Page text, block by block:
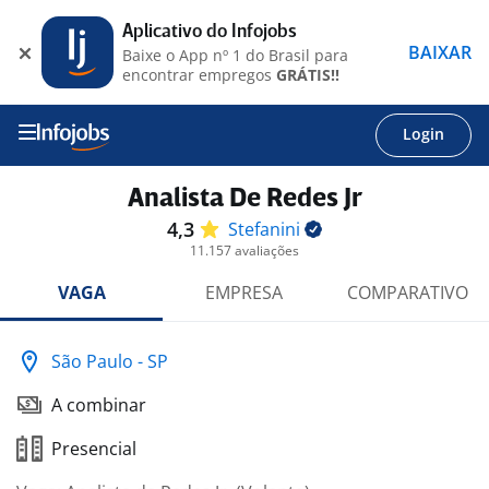
Login
Analista De Redes Jr
4,3 Stefanini
11.157 avaliações
VAGA EMPRESA COMPARATIVO
São Paulo - SP
A combinar
Presencial
Aplicativo do Infojobs
Baixe o App nº 1 do Brasil para
encontrar empregos GRÁTIS!!
BAIXAR